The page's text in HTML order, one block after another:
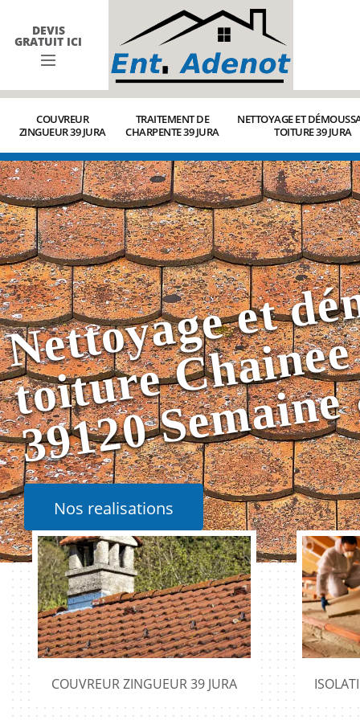
DEVIS
GRATUIT ICI
COUVREUR
ZINGUEUR 39 JURA
TRAITEMENT DE
CHARPENTE 39 JURA
NETTOYAGE ET
TOITURE 39 JURA
Nos realisations
COUVREUR ZINGUEUR 39 JURA